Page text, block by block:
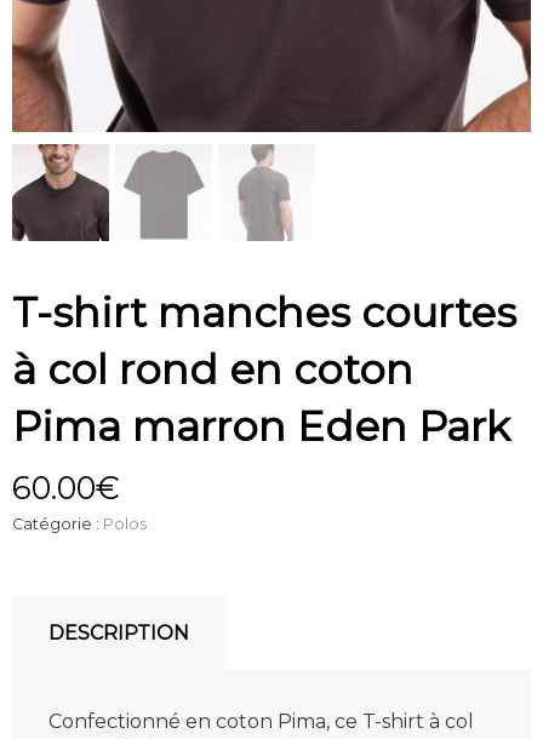
T-shirt manches courtes
à col rond en coton
Pima marron Eden Park
60.00€
Catégorie : Polos
DESCRIPTION
Confectionné en coton Pima, ce T-shirt à col